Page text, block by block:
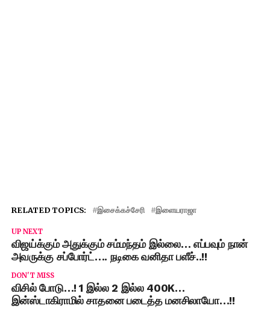
RELATED TOPICS: இசைக்கச்சேரி இளையராஜா
UP NEXT
விஜய்க்கும் அதுக்கும் சம்மந்தம் இல்லை… எப்பவும் நான்
அவருக்கு சப்போர்ட்…. நடிகை வனிதா பளீச்..!!
DON'T MISS
விசில் போடு…! 1 இல்ல 2 இல்ல 400K…
இன்ஸ்டாகிராமில் சாதனை படைத்த மனசிலாயோ…!!